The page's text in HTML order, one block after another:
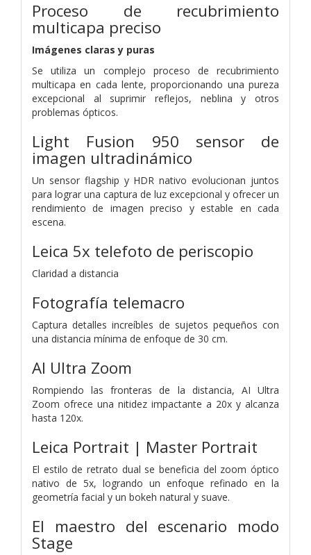
Proceso de recubrimiento
multicapa preciso
Imágenes claras y puras
Se utiliza un complejo proceso de recubrimiento
multicapa en cada lente, proporcionando una pureza
excepcional al suprimir reflejos, neblina y otros
problemas ópticos.
Light Fusion 950 sensor de
imagen ultradinámico
Un sensor flagship y HDR nativo evolucionan juntos
para lograr una captura de luz excepcional y ofrecer un
rendimiento de imagen preciso y estable en cada
escena.
Leica 5x telefoto de periscopio
Claridad a distancia
Fotografía telemacro
Captura detalles increíbles de sujetos pequeños con
una distancia mínima de enfoque de 30 cm.
AI Ultra Zoom
Rompiendo las fronteras de la distancia, AI Ultra
Zoom ofrece una nitidez impactante a 20x y alcanza
hasta 120x.
Leica Portrait | Master Portrait
El estilo de retrato dual se beneficia del zoom óptico
nativo de 5x, logrando un enfoque refinado en la
geometría facial y un bokeh natural y suave.
El maestro del escenario modo
Stage